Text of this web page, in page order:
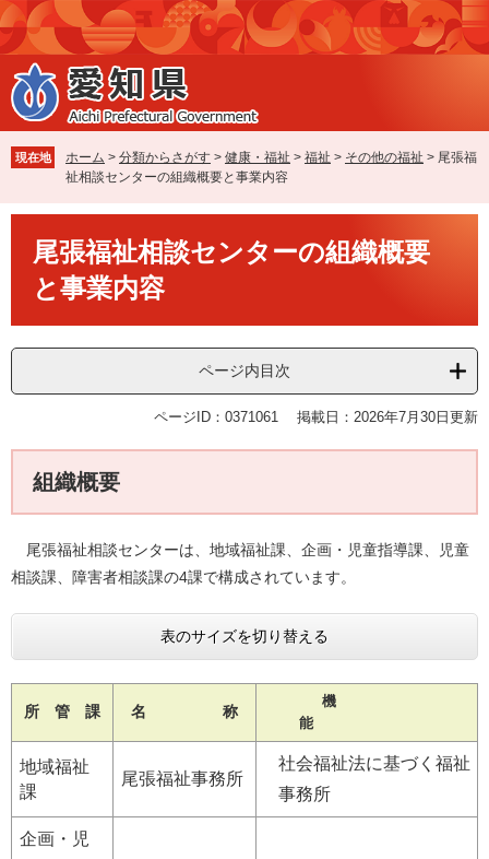
ペ
ー
ジ
の
先
で
す
メ
ニ
ュ
ー
を
ば
し
本
現在地 ホーム > 分類からさがす > 健康・福祉 > 福祉 > その他の福祉 > 尾張福
祉相談センターの組織概要と事業内容
尾張福祉相談センターの組織概要
と事業内容
ページ内目次
ページID：0371061 掲載日：2026年7月30日更新
組織概要
尾張福祉相談センターは、地域福祉課、企画・児童指導課、児童
相談課、障害者相談課の4課で構成されています。
表のサイズを切り替える
所 管 課 名 称
機
能
地域福祉
課
尾張福祉事務所
社会福祉法に基づく福祉
事務所
企画・児